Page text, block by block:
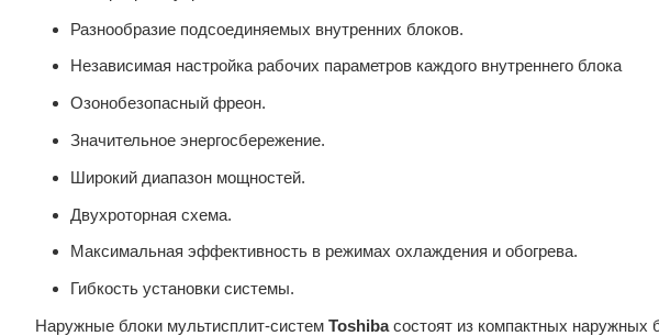
Разнообразие подсоединяемых внутренних блоков.
Независимая настройка рабочих параметров каждого внутреннего блока
Озонобезопасный фреон.
Значительное энергосбережение.
Широкий диапазон мощностей.
Двухроторная схема.
Максимальная эффективность в режимах охлаждения и обогрева.
Гибкость установки системы.
Наружные блоки мультисплит-систем Toshibaсостоят из компактных наружных